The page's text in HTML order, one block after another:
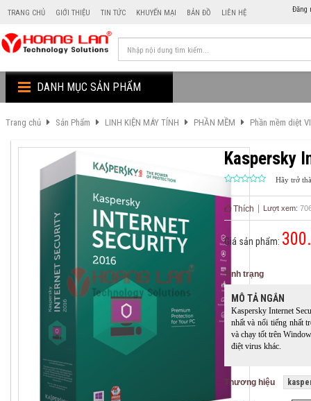
TRANG CHỦ GIỚI THIỆU TIN TỨC KHUYẾN MẠI BẢN ĐỒ LIÊN HỆ Đăng
DANH MỤC SẢN PHẨM
Trang chủ Sản Phẩm LINH KIỆN MÁY TÍNH PHẦN MỀM Phần mềm diệt
Kaspersky
Hãy trở
Thích Lượt xem:
Giá sản phẩm:
Tình trạng
MÔ TẢ NGẮN
Kaspersky Internet
nhất và nổi tiếng nhất
và chạy tốt trên
điệt virus khác.
Thương hiệu